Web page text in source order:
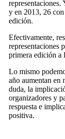
representaciones.
y en 2013, 26
edición.
Efectivamente,
representaciones
primera edición a
Lo mismo
año aumentan en
duda, la
organizadores y
respuesta e
positiva.